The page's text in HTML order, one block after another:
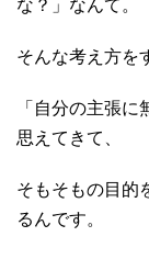
な？」なんて。
そんな考え方を
「自分の主張
思えてきて、
そもそもの目的
るんです。